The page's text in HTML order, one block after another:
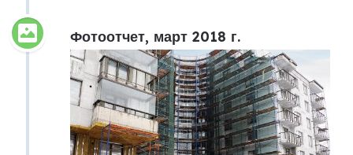
Фотоотчет, март 2018 г.